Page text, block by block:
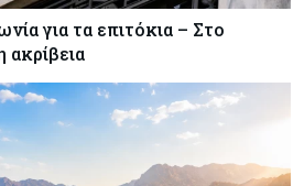
από την πώληση ευρώ από
07-08-2026
για τα επιτόκια – Στο
ακρίβεια